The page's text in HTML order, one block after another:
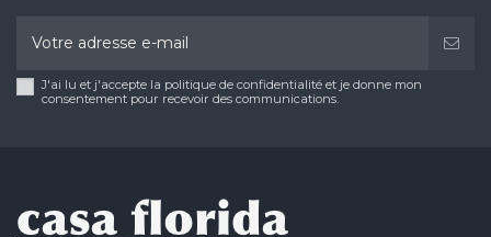
J'ai lu et j'accepte la politique de confidentialité et je donne mon
consentement pour recevoir des communications.